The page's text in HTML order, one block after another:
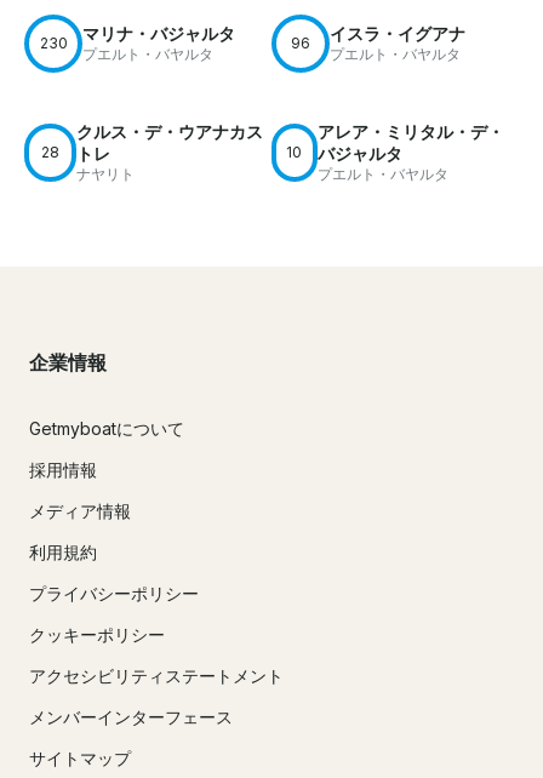
230 マリナ・バジャルタ
プエルト・バヤルタ
96 イスラ・イグアナ
プエルト・バヤルタ
28
クルス・デ・ウアナカス
トレ
ナヤリト
10
アレア・ミリタル・デ・
バジャルタ
プエルト・バヤルタ
企業情報
Getmyboatについて
採用情報
メディア情報
利用規約
プライバシーポリシー
クッキーポリシー
アクセシビリティステートメント
メンバーインターフェース
サイトマップ